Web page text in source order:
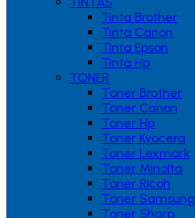
Tinta Brother
Tinta Canon
Tinta Epson
Tinta Hp
TONER
Toner Brother
Toner Canon
Toner Hp
Toner Kyocera
Toner Lexmark
Toner Minolta
Toner Ricoh
Toner Samsung
Toner Sharp